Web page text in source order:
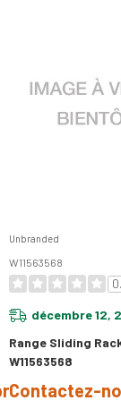
Unbranded
W11563568
décembre 12,
Range Sliding
W11563568
Contactez-